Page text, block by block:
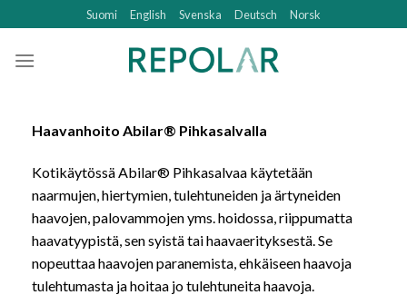
to
content
Suomi English Svenska Deutsch Norsk
Haavanhoito Abilar® Pihkasalvalla
Kotikäytössä Abilar® Pihkasalvaa käytetään
naarmujen, hiertymien, tulehtuneiden ja ärtyneiden
haavojen, palovammojen yms. hoidossa, riippumatta
haavatyypistä, sen syistä tai haavaerityksestä. Se
nopeuttaa haavojen paranemista, ehkäiseen haavoja
tulehtumasta ja hoitaa jo tulehtuneita haavoja.